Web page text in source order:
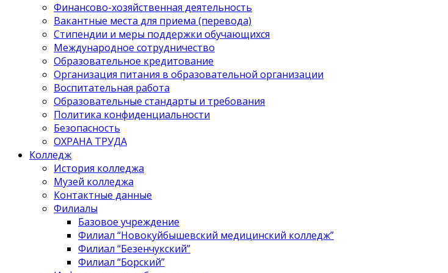
Финансово-хозяйственная деятельность
Вакантные места для приема (перевода)
Стипендии и меры поддержки обучающихся
Международное сотрудничество
Образовательное кредитование
Организация питания в образовательной организации
Воспитательная работа
Образовательные стандарты и требования
Политика конфиденциальности
Безопасность
ОХРАНА ТРУДА
Колледж
История колледжа
Музей колледжа
Контактные данные
Филиалы
Базовое учреждение
Филиал “Новокуйбышевский медицинский колледж”
Филиал “Безенчукский”
Филиал “Борский”